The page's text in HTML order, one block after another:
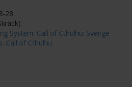
28
System: Call of Cthulhu: Sverige
Call of Cthulhu